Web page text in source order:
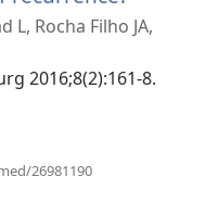
نافذة
L, Rocha Filho JA,
2016;8(2):161-8.
26981190